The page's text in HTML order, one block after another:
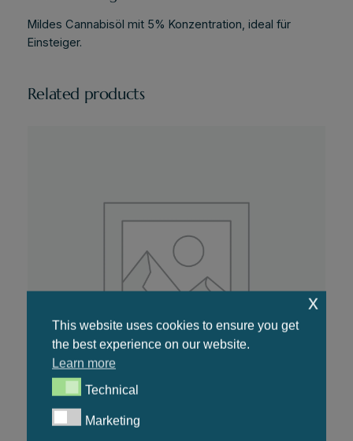
5
%
n
Mildes Cannabisöl mit 5% Konzentration, ideal für
Einsteiger.
Related products
This website uses cookies to ensure you get
the best experience on our website.
Learn more
TechnicalTechnical
MarketingMarketing
x